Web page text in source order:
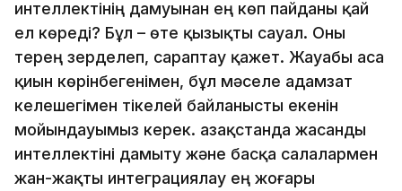
интеллектінің дамуынан ең көп пайданы қай
ел көреді? Бұл – өте қызықты сауал. Оны
терең зерделеп, сараптау қажет. Жауабы аса
қиын көрінбегенімен, бұл мәселе адамзат
келешегімен тікелей байланысты екенін
мойындауымыз керек. Қазақстанда жасанды
интеллектіні дамыту және басқа салалармен
жан-жақты интеграциялау ең жоғары